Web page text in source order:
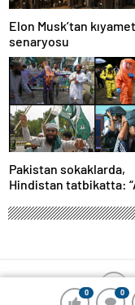
0 0
0 0
Elon Musk’tan kıyamet
senaryosu
Pakistan sokaklarda,
Hindistan tatbikatta: